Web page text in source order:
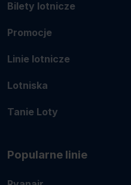
Bilety lotnicze
Promocje
Linie lotnicze
Lotniska
Tanie Loty
Popularne linie